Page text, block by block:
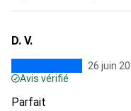
D. V.
26 juin
Avis vérifié
Parfait